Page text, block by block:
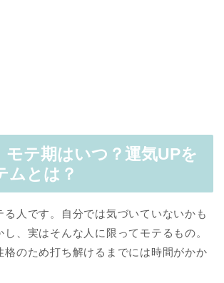
モテ期はいつ？運気UPを
ムとは？
る人です。自分では気づいていないかも
し、実はそんな人に限ってモテるもの。
格のため打ち解けるまでには時間がかか